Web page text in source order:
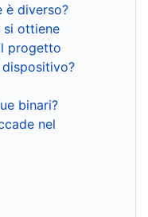
è diverso?
si ottiene
progetto
binari?
nel